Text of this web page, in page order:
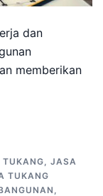
dan
memberikan
TUKANG, JASA
TUKANG
,